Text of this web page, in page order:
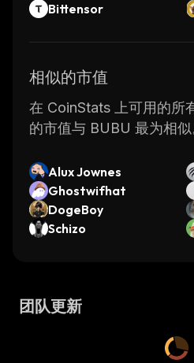
Bittensor
相似的市值
在 CoinStats 上可用的所
的市值与 BUBU 最为相似
Alux Jownes
Ghostwifhat
DogeBoy
Schizo
团队更新